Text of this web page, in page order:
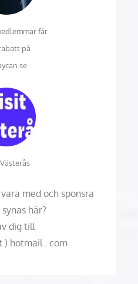
får
på
med och sponsra
här?
dig till
) hotmail . com